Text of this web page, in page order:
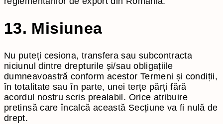
13. Misiunea
Nu puteți cesiona, transfera sau subcontracta
niciunul dintre drepturile și/sau obligațiile
dumneavoastră conform acestor Termeni și condiții,
în totalitate sau în parte, unei terțe părți fără
acordul nostru scris prealabil. Orice atribuire
pretinsă care încalcă această Secțiune va fi nulă de
drept.